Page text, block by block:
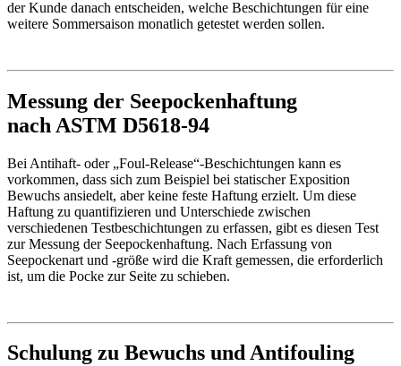
der Kunde danach entscheiden, welche Beschichtungen für eine
weitere Sommersaison monatlich getestet werden sollen.
Messung der Seepockenhaftung
nach ASTM D5618-94
Bei Antihaft- oder „Foul-Release“-Beschichtungen kann es
vorkommen, dass sich zum Beispiel bei statischer Exposition
Bewuchs ansiedelt, aber keine feste Haftung erzielt. Um diese
Haftung zu quantifizieren und Unterschiede zwischen
verschiedenen Testbeschichtungen zu erfassen, gibt es diesen Test
zur Messung der Seepockenhaftung. Nach Erfassung von
Seepockenart und -größe wird die Kraft gemessen, die erforderlich
ist, um die Pocke zur Seite zu schieben.
Schulung zu Bewuchs und Antifouling